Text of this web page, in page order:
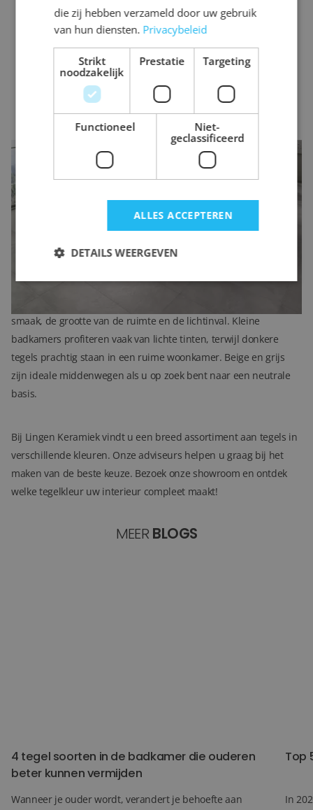
Grijze tegels
Grijze tegels
minder gevoelig voor vuil dan witte tegels. Grijs kan echter een
koele uitstraling hebben, vooral in ruimtes met weinig natuurlijk
sfeerverlichting.
smaak, de grootte van de ruimte en de lichtinval. Kleine
badkamers profiteren vaak van lichte tinten, terwijl donkere
tegels prachtig staan in een ruime woonkamer. Beige en grijs
zijn ideale middenwegen als u op zoek bent naar een neutrale
basis.
Bij Lingen Keramiek vindt u een breed assortiment aan tegels in
verschillende kleuren. Onze adviseurs helpen u graag bij het
maken van de beste keuze. Bezoek onze showroom en ontdek
welke tegelkleur uw interieur compleet maakt!
MEER BLOGS
4 tegel soorten in de badkamer die ouderen
beter kunnen vermijden
Wanneer je ouder wordt, verandert je behoefte aan
Top
In
die zij hebben verzameld door uw gebruik
van hun diensten. Privacybeleid
Strikt
noodzakelijk
Prestatie Targeting
Functioneel
Niet-
geclassificeerd
ALLES ACCEPTEREN
DETAILS WEERGEVEN